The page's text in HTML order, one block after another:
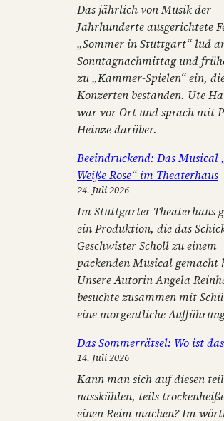
Das jährlich von Musik der
Jahrhunderte ausgerichtete
„Sommer in Stuttgart“ lud
Sonntagnachmittag und
zu „Kammer-Spielen“ ein,
Konzerten bestanden. Ute
war vor Ort und sprach mit
Heinze darüber.
Beeindruckend: Das Musical
Weiße Rose“ im Theaterhaus
24. Juli 2026
Im Stuttgarter Theaterhaus
ein Produktion, die das
Geschwister Scholl zu einem
packenden Musical gemacht
Unsere Autorin Angela
besuchte zusammen mit
eine morgentliche
Das Sommerrätsel: Wo ist
14. Juli 2026
Kann man sich auf diesen
nasskühlen, teils
einen Reim machen? Im